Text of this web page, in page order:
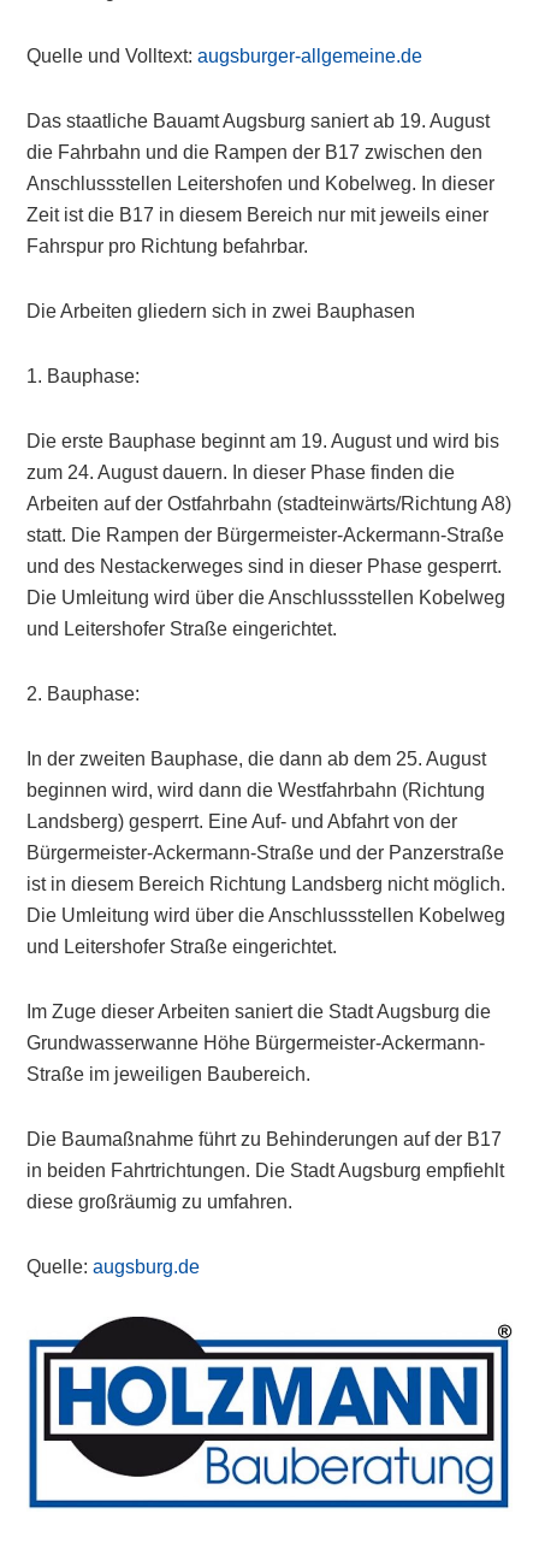
Quelle und Volltext:augsburger-allgemeine.de
Das staatliche Bauamt Augsburg saniert ab 19. August
die Fahrbahn und die Rampen der B17 zwischen den
Anschlussstellen Leitershofen und Kobelweg. In dieser
Zeit ist die B17 in diesem Bereich nur mit jeweils einer
Fahrspur pro Richtung befahrbar.
Die Arbeiten gliedern sich in zwei Bauphasen
1. Bauphase:
Die erste Bauphase beginnt am 19. August und wird bis
zum 24. August dauern. In dieser Phase finden die
Arbeiten auf der Ostfahrbahn (stadteinwärts/Richtung A8)
statt. Die Rampen der Bürgermeister-Ackermann-Straße
und des Nestackerweges sind in dieser Phase gesperrt.
Die Umleitung wird über die Anschlussstellen Kobelweg
und Leitershofer Straße eingerichtet.
2. Bauphase:
In der zweiten Bauphase, die dann ab dem 25. August
beginnen wird, wird dann die Westfahrbahn (Richtung
Landsberg) gesperrt. Eine Auf- und Abfahrt von der
Bürgermeister-Ackermann-Straße und der Panzerstraße
ist in diesem Bereich Richtung Landsberg nicht möglich.
Die Umleitung wird über die Anschlussstellen Kobelweg
und Leitershofer Straße eingerichtet.
Im Zuge dieser Arbeiten saniert die Stadt Augsburg die
Grundwasserwanne Höhe Bürgermeister-Ackermann-
Straße im jeweiligen Baubereich.
Die Baumaßnahme führt zu Behinderungen auf der B17
in beiden Fahrtrichtungen. Die Stadt Augsburg empfiehlt
diese großräumig zu umfahren.
Quelle:augsburg.de
Primary
Sidebar